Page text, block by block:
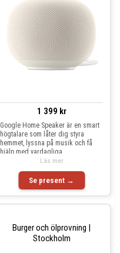
1 399 kr
Google Home Speaker är en smart
högtalare som låter dig styra
hemmet, lyssna på musik och få
hjälp med vardagliga
Se present →
Läs mer
Burger och ölprovning |
Stockholm